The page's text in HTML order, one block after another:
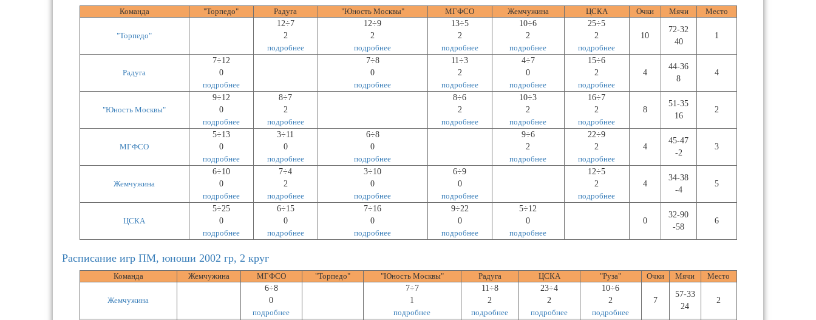
Команда "Торпедо" Радуга "Юность Москвы" МГФСО Жемчужина ЦСКА Очки Мячи Место
"Торпедо"
12÷7
2
подробнее
12÷9
2
подробнее
13÷5
2
подробнее
10÷6
2
подробнее
25÷5
2
подробнее
10
72-32
40
1
Радуга
7÷12
0
подробнее
7÷8
0
подробнее
11÷3
2
подробнее
4÷7
0
подробнее
15÷6
2
подробнее
4
44-36
8
4
"Юность Москвы"
9÷12
0
подробнее
8÷7
2
подробнее
8÷6
2
подробнее
10÷3
2
подробнее
16÷7
2
подробнее
8
51-35
16
2
МГФСО
5÷13
0
подробнее
3÷11
0
подробнее
6÷8
0
подробнее
9÷6
2
подробнее
22÷9
2
подробнее
4
45-47
-2
3
Жемчужина
6÷10
0
подробнее
7÷4
2
подробнее
3÷10
0
подробнее
6÷9
0
подробнее
12÷5
2
подробнее
4
34-38
-4
5
ЦСКА
5÷25
0
подробнее
6÷15
0
подробнее
7÷16
0
подробнее
9÷22
0
подробнее
5÷12
0
подробнее
0
32-90
-58
6
Расписание игр ПМ, юноши 2002 гр, 2 круг
Команда Жемчужина МГФСО "Торпедо" "Юность Москвы" Радуга ЦСКА "Руза" Очки Мячи Место
Жемчужина
6÷8
0
подробнее
7÷7
1
подробнее
11÷8
2
подробнее
23÷4
2
подробнее
10÷6
2
подробнее
7
57-33
24
2